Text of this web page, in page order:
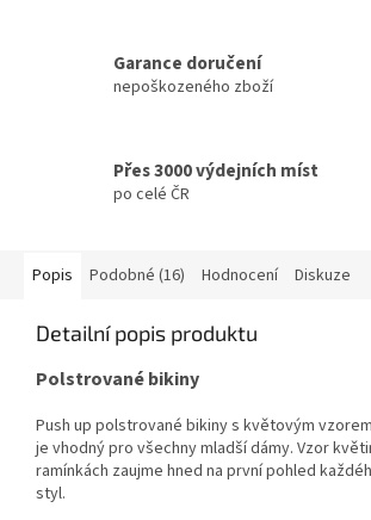
Garance doručení
nepoškozeného zboží
Přes 3000 výdejních míst
po celé ČR
Popis Podobné (16) Hodnocení Diskuze
Detailní popis produktu
Polstrované bikiny
Push up polstrované bikiny s květovým
je vhodný pro všechny mladší dámy. Vzor
ramínkách zaujme hned na první pohled
styl.